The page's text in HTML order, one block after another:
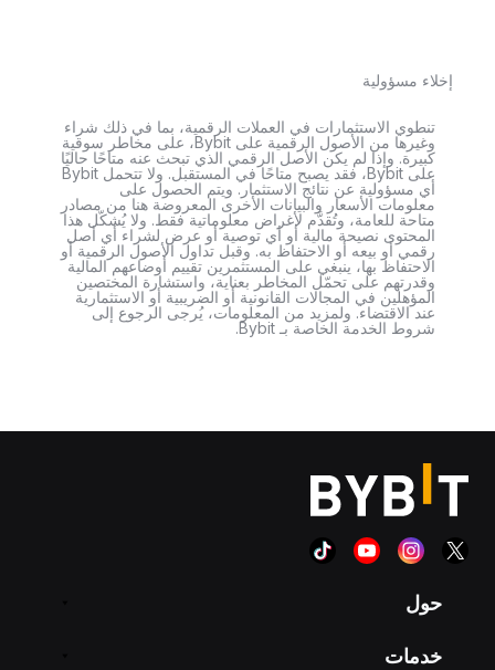
إخلاء مسؤولية
تنطوي الاستثمارات في العملات الرقمية، بما في ذلك شراء
وغيرها من الأصول الرقمية على Bybit، على مخاطر سوقية
كبيرة. وإذا لم يكن الأصل الرقمي الذي تبحث عنه متاحًا حاليًا
على Bybit، فقد يصبح متاحًا في المستقبل. ولا تتحمل Bybit
أي مسؤولية عن نتائج الاستثمار. ويتم الحصول على
معلومات الأسعار والبيانات الأخرى المعروضة هنا من مصادر
متاحة للعامة، وتُقدَّم لأغراض معلوماتية فقط. ولا يُشكّل هذا
المحتوى نصيحة مالية أو أي توصية أو عرض لشراء أي أصل
رقمي أو بيعه أو الاحتفاظ به. وقبل تداول الأصول الرقمية أو
الاحتفاظ بها، ينبغي على المستثمرين تقييم أوضاعهم المالية
وقدرتهم على تحمّل المخاطر بعناية، واستشارة المختصين
المؤهلين في المجالات القانونية أو الضريبية أو الاستثمارية
عند الاقتضاء. ولمزيد من المعلومات، يُرجى الرجوع إلى
شروط الخدمة الخاصة بـ Bybit.
حول
خدمات